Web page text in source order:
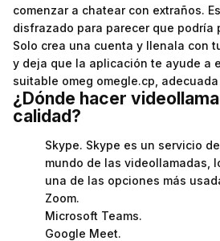
comenzar a chatear con extraños.
disfrazado para parecer que podría
Solo crea una cuenta y llenala con
y deja que la aplicación te ayude a
suitable omeg omegle.cp,
¿Dónde hacer
calidad?
Skype. Skype es un servicio
mundo de las videollamadas,
una de las opciones más
Zoom.
Microsoft Teams.
Google Meet.